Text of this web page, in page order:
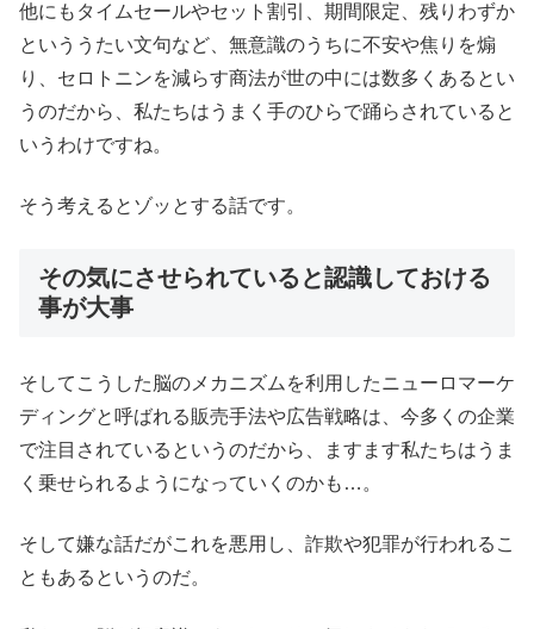
他にもタイムセールやセット割引、期間限定、残りわずか
といううたい文句など、無意識のうちに不安や焦りを煽
り、セロトニンを減らす商法が世の中には数多くあるとい
うのだから、私たちはうまく手のひらで踊らされていると
いうわけですね。
そう考えるとゾッとする話です。
その気にさせられていると認識しておける
事が大事
そしてこうした脳のメカニズムを利用したニューロマーケ
ディングと呼ばれる販売手法や広告戦略は、今多くの企業
で注目されているというのだから、ますます私たちはうま
く乗せられるようになっていくのかも…。
そして嫌な話だがこれを悪用し、詐欺や犯罪が行われるこ
ともあるというのだ。